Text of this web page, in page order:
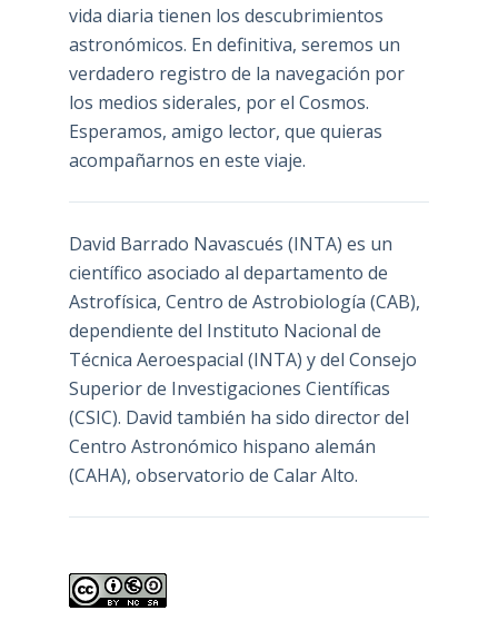
vida diaria tienen los descubrimientos
astronómicos. En definitiva, seremos un
verdadero registro de la navegación por
los medios siderales, por el Cosmos.
Esperamos, amigo lector, que quieras
acompañarnos en este viaje.
David Barrado Navascués (INTA) es un
científico asociado al departamento de
Astrofísica, Centro de Astrobiología (CAB),
dependiente del Instituto Nacional de
Técnica Aeroespacial (INTA) y del Consejo
Superior de Investigaciones Científicas
(CSIC). David también ha sido director del
Centro Astronómico hispano alemán
(CAHA), observatorio de Calar Alto.